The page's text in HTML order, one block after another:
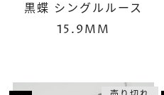
黒蝶 シングルルース
15.9MM